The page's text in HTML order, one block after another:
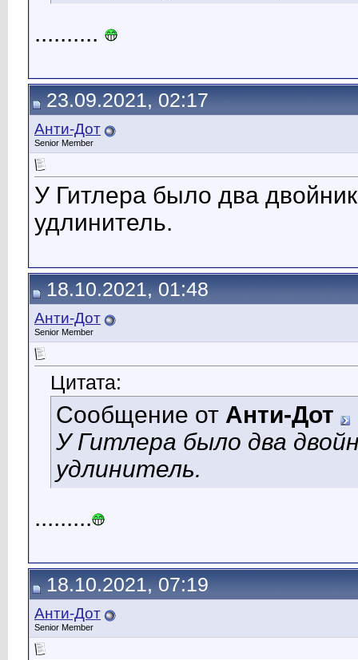
..........
23.09.2021, 02:17
Анти-Дот
Senior Member
У Гитлера было два
удлинитель.
18.10.2021, 01:48
Анти-Дот
Senior Member
Цитата:
Сообщение от Анти-Дот
У Гитлера было два
удлинитель.
.........
18.10.2021, 07:19
Анти-Дот
Senior Member